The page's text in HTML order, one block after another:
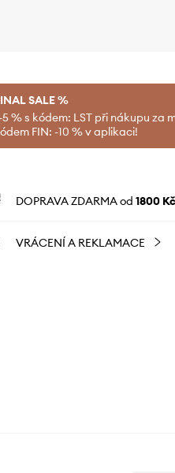
SALE %
% s kódem: LST při nákupu za
FIN: -10 % v aplikaci!
DOPRAVA ZDARMA od 1800 Kč
VRÁCENÍ A REKLAMACE